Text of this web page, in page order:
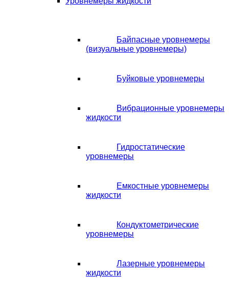
Байпасные уровнемеры
(визуальные уровнемеры)
Буйковые уровнемеры
Вибрационные уровнемеры
жидкости
Гидростатические
уровнемеры
Емкостные уровнемеры
жидкости
Кондуктометрические
уровнемеры
Лазерные уровнемеры
жидкости